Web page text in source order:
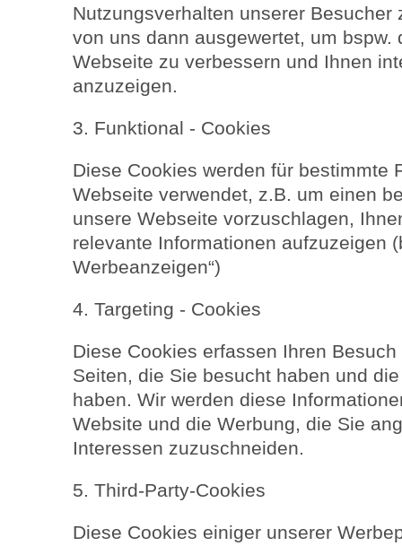
Nutzungsverhalten unserer Besucher
von uns dann ausgewertet, um bspw.
Webseite zu verbessern und Ihnen
anzuzeigen.
3. Funktional - Cookies
Diese Cookies werden für bestimmte
Webseite verwendet, z.B. um einen
unsere Webseite vorzuschlagen,
relevante Informationen aufzuzeigen
Werbeanzeigen“)
4. Targeting - Cookies
Diese Cookies erfassen Ihren
Seiten, die Sie besucht haben und
haben. Wir werden diese
Website und die Werbung, die Sie
Interessen zuzuschneiden.
5. Third-Party-Cookies
Diese Cookies einiger unserer